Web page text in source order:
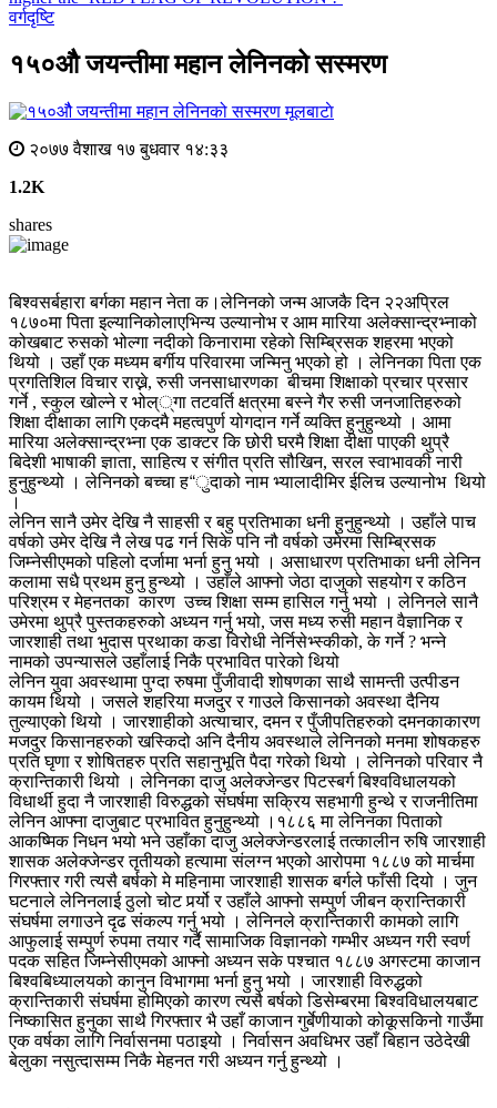
वर्गदृष्टि
१५०औै जयन्तीमा महान लेनिनको सस्मरण
मूलबाटाे
२०७७ वैशाख १७ बुधवार १४:३३
1.2K
shares
बिश्वसर्बहारा बर्गका महान नेता क।लेनिनको जन्म आजकै दिन २२अप्रिल
१८७०मा पिता इल्यानिकोलाएभिन्य उल्यानोभ र आम मारिया अलेक्सान्द्रभ्नाको
कोखबाट रुसको भोल्गा नदीको किनारामा रहेको सिम्ब्रिसक शहरमा भएको
थियो । उहाँ एक मध्यम बर्गीय परिवारमा जन्मिनु भएको हो । लेनिनका पिता एक
प्रगतिशिल विचार राख्ने, रुसी जनसाधारणका बीचमा शिक्षाको प्रचार प्रसार
गर्ने , स्कुल खोल्ने र भोल््गा तटवर्ति क्षत्रमा बस्ने गैर रुसी जनजातिहरुको
शिक्षा दीक्षाका लागि एकदमै महत्वपुर्ण योगदान गर्ने व्यक्ति हुनुहुन्थ्यो । आमा
मारिया अलेक्सान्द्रभ्ना एक डाक्टर कि छोरी घरमै शिक्षा दीक्षा पाएकी थुप्रै
बिदेशी भाषाकी ज्ञाता, साहित्य र संगीत प्रति सौखिन, सरल स्वाभावकी नारी
हुनुहुन्थ्यो । लेनिनको बच्चा ह“ुदाको नाम भ्यालादीमिर ईलिच उल्यानोभ थियो
।
लेनिन सानै उमेर देखि नै साहसी र बहु प्रतिभाका धनी हुनुहुन्थ्यो । उहाँले पाच
वर्षको उमेर देखि नै लेख पढ गर्न सिके पनि नौ वर्षको उमेरमा सिम्ब्रिसक
जिम्नेसीएमको पहिलो दर्जामा भर्ना हुनु भयो । असाधारण प्रतिभाका धनी लेनिन
कलामा सधै प्रथम हुनु हुन्थ्यो । उहाँले आफ्नो जेठा दाजुको सहयोग र कठिन
परिश्रम र मेहनतका कारण उच्च शिक्षा सम्म हासिल गर्नु भयो । लेनिनले सानै
उमेरमा थुप्रै पुस्तकहरुको अध्यन गर्नु भयो, जस मध्य रुसी महान वैज्ञानिक र
जारशाही तथा भुदास प्रथाका कडा विरोधी नेर्निसेभ्स्कीको, के गर्ने ? भन्ने
नामको उपन्यासले उहाँलाई निकै प्रभावित पारेको थियो
लेनिन युवा अवस्थामा पुग्दा रुषमा पुँजीवादी शोषणका साथै सामन्ती उत्पीडन
कायम थियो । जसले शहरिया मजदुर र गाउले किसानको अवस्था दैनिय
तुल्याएको थियो । जारशाहीको अत्याचार, दमन र पुँजीपतिहरुको दमनकाकारण
मजदुर किसानहरुको खस्किदो अनि दैनीय अवस्थाले लेनिनको मनमा शोषकहरु
प्रति घृणा र शोषितहरु प्रति सहानुभूति पैदा गरेको थियो । लेनिनको परिवार नै
क्रान्तिकारी थियो । लेनिनका दाजु अलेक्जेन्डर पिटस्बर्ग बिश्वविधालयको
विधार्थी हुदा नै जारशाही विरुद्धको संघर्षमा सक्रिय सहभागी हुन्थे र राजनीतिमा
लेनिन आफ्ना दाजुबाट प्रभावित हुनुहुन्थ्यो । १८८६ मा लेनिनका पिताको
आकष्मिक निधन भयो भने उहाँका दाजु अलेक्जेन्डरलाई तत्कालीन रुषि जारशाही
शासक अलेक्जेन्डर तृतीयको हत्यामा संलग्न भएको आरोपमा १८८७ को मार्चमा
गिरफ्तार गरी त्यसै बर्षको मे महिनामा जारशाही शासक बर्गले फाँसी दियो । जुन
घटनाले लेनिनलाई ठुलो चोट पर्र्यो र उहाँले आफ्नो सम्पुर्ण जीबन क्रान्तिकारी
संघर्षमा लगाउने दृढ संकल्प गर्नु भयो । लेनिनले क्रान्तिकारी कामको लागि
आफुलाई सम्पुर्ण रुपमा तयार गर्दै सामाजिक विज्ञानको गम्भीर अध्यन गरी स्वर्ण
पदक सहित जिम्नेसीएमको आफ्नो अध्यन सके पश्चात १८८७ अगस्टमा काजान
बिश्वबिध्यालयको कानुन विभागमा भर्ना हुनु भयो । जारशाही विरुद्धको
क्रान्तिकारी संघर्षमा होमिएको कारण त्यसै बर्षको डिसेम्बरमा बिश्वविधालयबाट
निष्कासित हुनुका साथै गिरफ्तार भै उहाँ काजान गुर्बेणीयाको कोकूसकिनो गाउँमा
एक वर्षका लागि निर्वासनमा पठाइयो । निर्वासन अवधिभर उहाँ बिहान उठेदेखी
बेलुका नसुत्दासम्म निकै मेहनत गरी अध्यन गर्नु हुन्थ्यो ।